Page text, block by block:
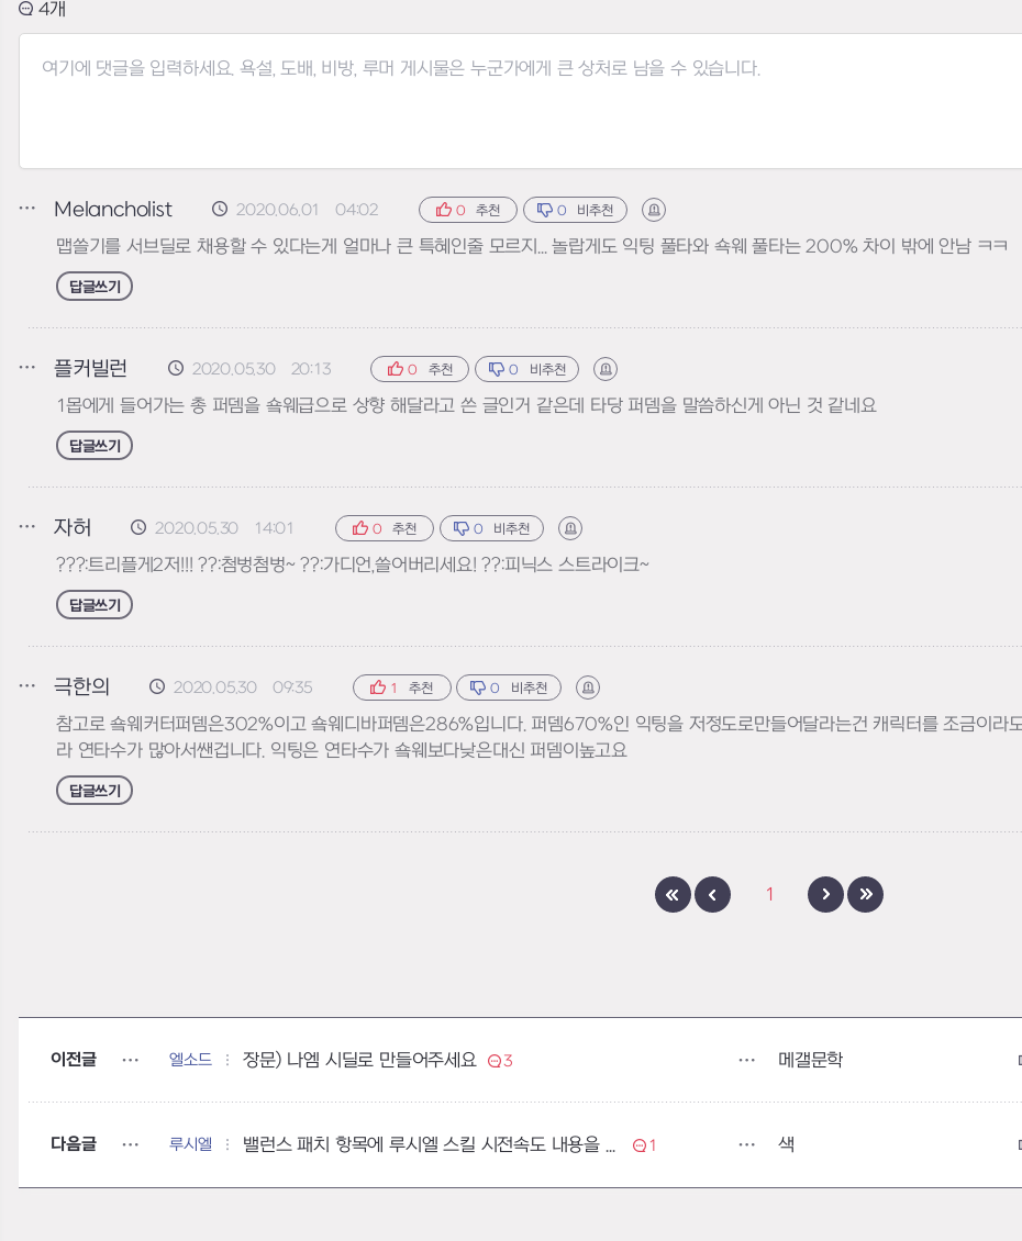
4
Melancholist 2020.06.01 04:02 0 추천 0 비추천 신고하기
맵쓸기를 서브딜로 채용할 수 있다는게 얼마나 큰 특혜인줄 모르지... 놀랍게도 익팅 풀타와 쇽웨 풀타는 200% 차이 밖에 안남 ㅋㅋ
답글쓰기
플커빌런 2020.05.30 20:13 0 추천 0 비추천 신고하기
1몹에게 들어가는 총 퍼뎀을 숔웨급으로 상향 해달라고 쓴 글인거 같은데 타당 퍼뎀을 말씀하신게 아닌 것 같네요
답글쓰기
자허 2020.05.30 14:01 0 추천 0 비추천 신고하기
???:트리플게2저!!! ??:첨벙첨벙~ ??:가디언,쓸어버리세요! ??:피닉스 스트라이크~
답글쓰기
극한의 2020.05.30 09:35 1 추천 0 비추천 신고하기
참고로 숔웨커터퍼뎀은302%이고 숔웨디바퍼뎀은286%입니다. 퍼뎀670%인 익팅을 저정도로만들어달라는건 캐릭터를 조금이라
라 연타수가 많아서쌘겁니다. 익팅은 연타수가 숔웨보다낮은대신 퍼뎀이높고요
답글쓰기
1
이전글 엘소드 장문) 나엠 시딜로 만들어주세요 3 메갤문학
다음글 루시엘 밸런스 패치 항목에 루시엘 스킬 시전속도 내용을 추가 1 색